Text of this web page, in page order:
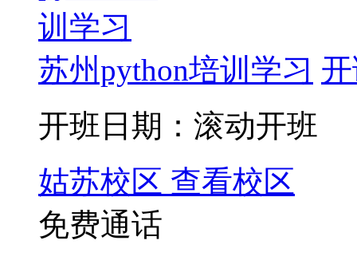
苏州python培训学习
开班日期：滚动开班
姑苏校区 查看校区
免费通话